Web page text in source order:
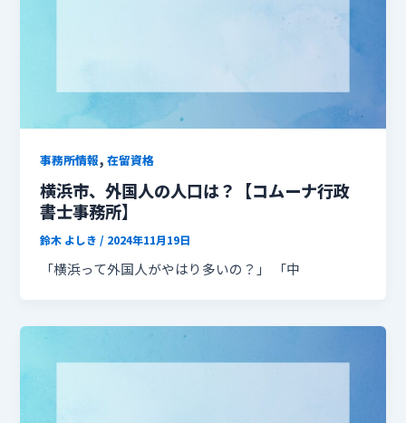
事務所情報,在留資格
横浜市、外国人の人口は？【コムーナ行政
書士事務所】
鈴木 よしき / 2024年11月19日
「横浜って外国人がやはり多いの？」 「中